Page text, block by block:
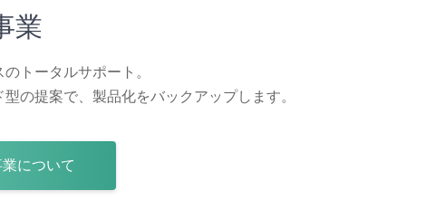
業
トータルサポート。
の提案で、製品化をバックアップします。
について